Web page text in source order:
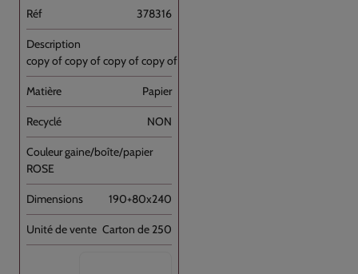
378316
copy of copy of copy of copy of copy of [...]
Papier
NON
ROSE
190+80x240
Carton de 250